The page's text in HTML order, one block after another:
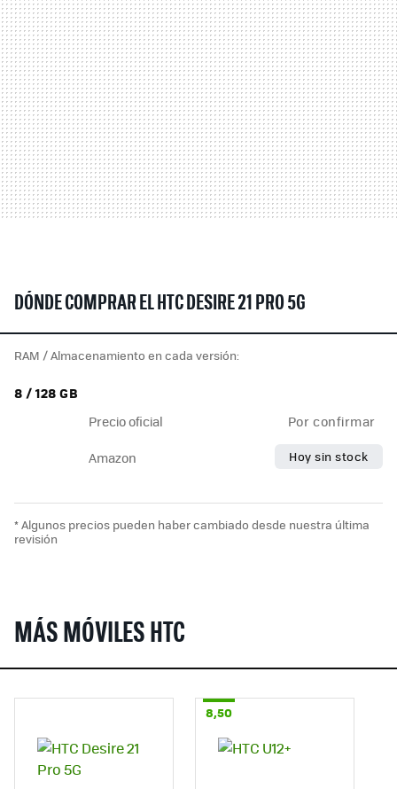
DÓNDE COMPRAR EL HTC DESIRE 21 PRO 5G
RAM / Almacenamiento en cada versión:
8 / 128 GB
Precio oficial Por confirmar
Amazon Hoy sin stock
* Algunos precios pueden haber cambiado desde nuestra última
revisión
MÁS MÓVILES HTC
8,50